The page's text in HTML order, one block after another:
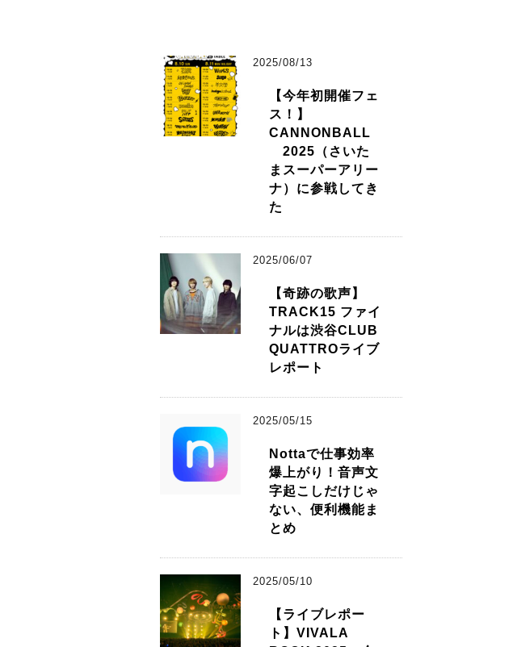
2025/08/13
【今年初開催フェ
ス！】
CANNONBALL
2025（さいた
まスーパーアリー
ナ）に参戦してき
た
2025/06/07
【奇跡の歌声】
TRACK15 ファイ
ナルは渋谷CLUB
QUATTROライブ
レポート
2025/05/15
Nottaで仕事効率
爆上がり！音声文
字起こしだけじゃ
ない、便利機能ま
とめ
2025/05/10
【ライブレポー
ト】VIVALA